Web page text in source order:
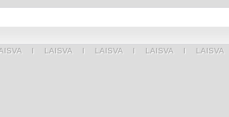
Ι LAISVA Ι LAISVA Ι LAISVA Ι LAISVA